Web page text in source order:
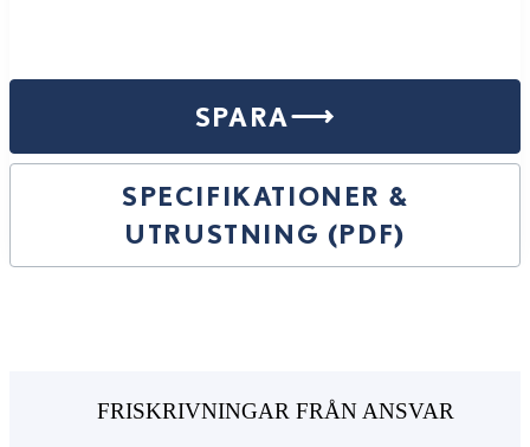
SPARA
SPECIFIKATIONER &
UTRUSTNING (PDF)
FRISKRIVNINGAR FRÅN ANSVAR